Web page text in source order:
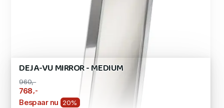
DEJA-VU MIRROR - MEDIUM
960,-
768 ,-
Bespaar nu
20%